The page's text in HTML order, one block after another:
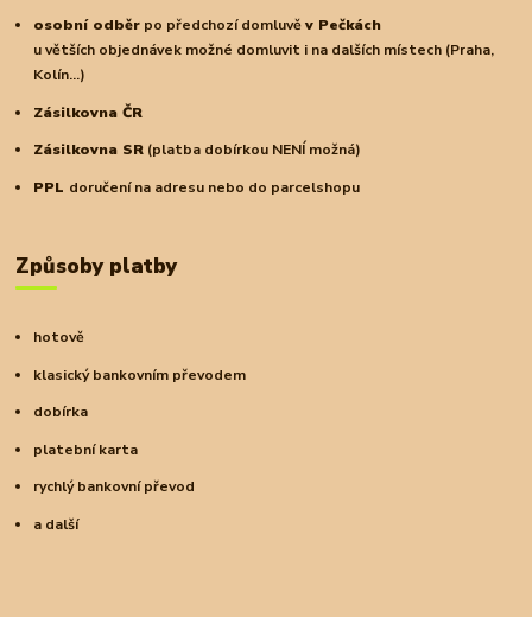
osobní odběr po předchozí domluvěv Pečkách
u větších objednávek možné domluvit i na dalších místech (Praha,
Kolín...)
Zásilkovna ČR
Zásilkovna SR (platba dobírkou NENÍ možná)
PPL doručení na adresu nebo do parcelshopu
Způsoby platby
hotově
klasický bankovním převodem
dobírka
platební karta
rychlý bankovní převod
a další